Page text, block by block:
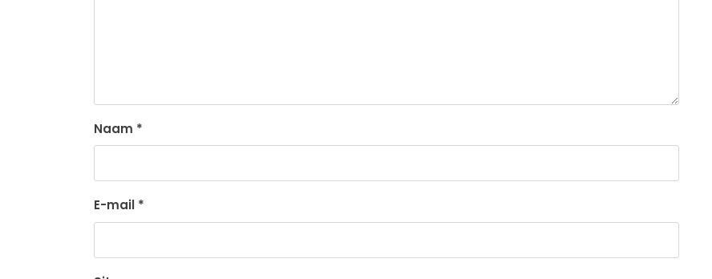
Naam *
E-mail *